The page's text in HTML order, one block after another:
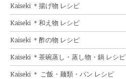
Kaiseki ＊揚げ物 レシピ
Kaiseki ＊和え物 レシピ
Kaiseki ＊酢の物 レシピ
Kaiseki ＊茶碗蒸し・蒸し物・鍋 レシピ
Kaiseki ＊ ご飯・麺類・パン レシピ